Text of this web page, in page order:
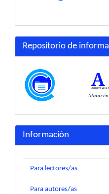
Repositorio de
Información
Para lectores/as
Para autores/as